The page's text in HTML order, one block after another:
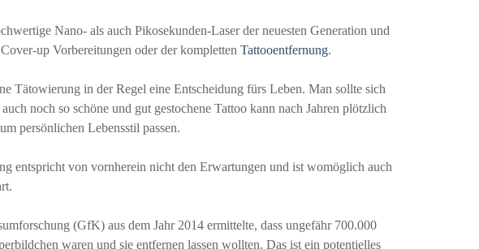
Nano- als auch Pikosekunden-Laser der neuesten Generation und
up Vorbereitungen oder der kompletten Tattooentfernung.
Tätowierung in der Regel eine Entscheidung fürs Leben. Man sollte sich
noch so schöne und gut gestochene Tattoo kann nach Jahren plötzlich
persönlichen Lebensstil passen.
entspricht von vornherein nicht den Erwartungen und ist womöglich auch
(GfK) aus dem Jahr 2014 ermittelte, dass ungefähr 700.000
waren und sie entfernen lassen wollten. Das ist ein potentielles